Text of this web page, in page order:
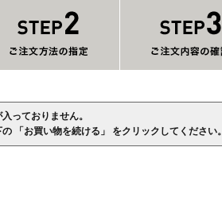
っておりません。
「お買い物を続ける」 をクリックしてください。